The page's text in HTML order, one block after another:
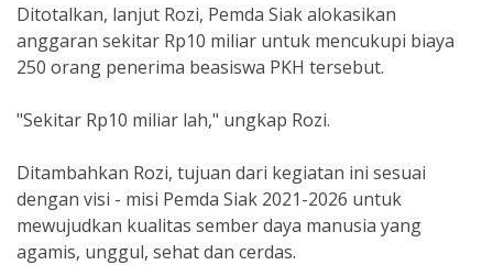
Ditotalkan, lanjut Rozi, Pemda Siak alokasikan
anggaran sekitar Rp10 miliar untuk mencukupi biaya
250 orang penerima beasiswa PKH tersebut.
"Sekitar Rp10 miliar lah," ungkap Rozi.
Ditambahkan Rozi, tujuan dari kegiatan ini sesuai
dengan visi - misi Pemda Siak 2021-2026 untuk
mewujudkan kualitas sember daya manusia yang
agamis, unggul, sehat dan cerdas.